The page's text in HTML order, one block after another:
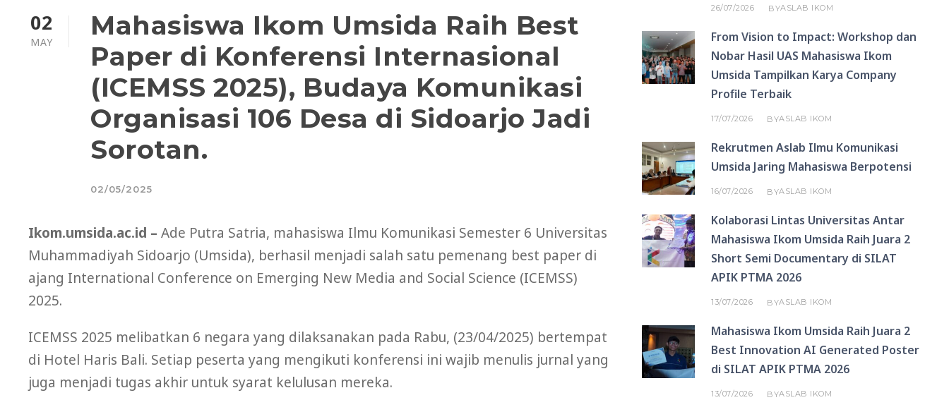
02
MAY
Mahasiswa Ikom Umsida Raih Best
Paper di Konferensi Internasional
(ICEMSS 2025), Budaya Komunikasi
Organisasi 106 Desa di Sidoarjo Jadi
Sorotan.
02/05/2025
Ikom.umsida.ac.id – Ade Putra Satria, mahasiswa Ilmu Komunikasi Semester 6 Universitas
Muhammadiyah Sidoarjo (Umsida), berhasil menjadi salah satu pemenang best paper di
ajang International Conference on Emerging New Media and Social Science (ICEMSS)
2025.
ICEMSS 2025 melibatkan 6 negara yang dilaksanakan pada Rabu, (23/04/2025) bertempat
di Hotel Haris Bali. Setiap peserta yang mengikuti konferensi ini wajib menulis jurnal yang
juga menjadi tugas akhir untuk syarat kelulusan mereka.
26/07/2026 BYASLAB IKOM
From Vision to Impact: Workshop dan
Nobar Hasil UAS Mahasiswa Ikom
Umsida Tampilkan Karya Company
Profile Terbaik
17/07/2026 BYASLAB IKOM
Rekrutmen Aslab Ilmu Komunikasi
Umsida Jaring Mahasiswa Berpotensi
16/07/2026 BYASLAB IKOM
Kolaborasi Lintas Universitas Antar
Mahasiswa Ikom Umsida Raih Juara 2
Short Semi Documentary di SILAT
APIK PTMA 2026
13/07/2026 BYASLAB IKOM
Mahasiswa Ikom Umsida Raih Juara 2
Best Innovation AI Generated Poster
di SILAT APIK PTMA 2026
13/07/2026 BYASLAB IKOM